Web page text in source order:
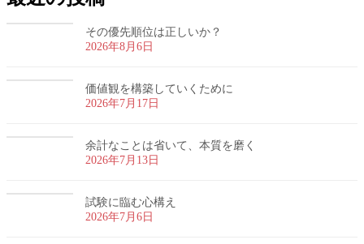
その優先順位は正しいか？
2026年8月6日
価値観を構築していくために
2026年7月17日
余計なことは省いて、本質を磨く
2026年7月13日
試験に臨む心構え
2026年7月6日